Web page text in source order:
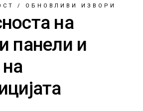
/ ОБНОВЛИВИ ИЗВОРИ
на
панели и